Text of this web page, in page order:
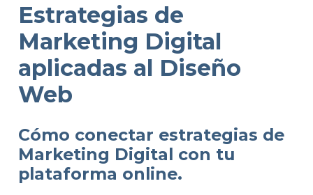
Estrategias de
Marketing Digital
aplicadas al Diseño
Web
Cómo conectar estrategias de
Marketing Digital con tu
plataforma online.